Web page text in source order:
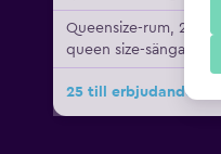
Queensize-rum, 2
queen size-sängar
25 till erbjudanden